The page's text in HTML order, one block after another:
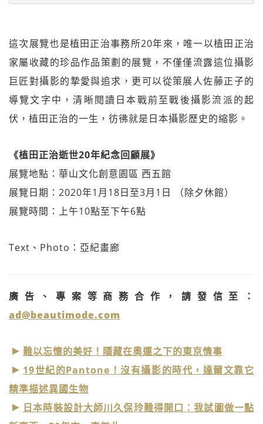
這次展覽也是植田正治事務所20年來，唯一以植田正治
家屬收藏的珍品作品策劃的展覽，不僅僅流露這位攝影
巨匠對攝影的摯愛與追求，更可以從策展人佐藤正子的
導覽文字中，清晰閱讀日本戰前至戰後攝影流派的起
伏，植田正治的一生，彷彿就是日本攝影歷史的縮影。
《植田正治逝世20年紀念回顧展》
展覽地點：華山文化創意園區 西五館
展覽日期：2020年1月18日至3月1日 （除夕休館）
展覽時間：上午10點至下午6點
Text、Photo：亞紀畫廊
廣告、專案等商務合作，請發信至：
ad@beautimode.com
難以忘懷的美好！隱藏在奧運之下的東京情事
19世紀的Pantone！沒有攝影的時代，達爾文靠它
精準描述異國生物
日本時裝設計大師川久保玲難得開口：我試圖做一點